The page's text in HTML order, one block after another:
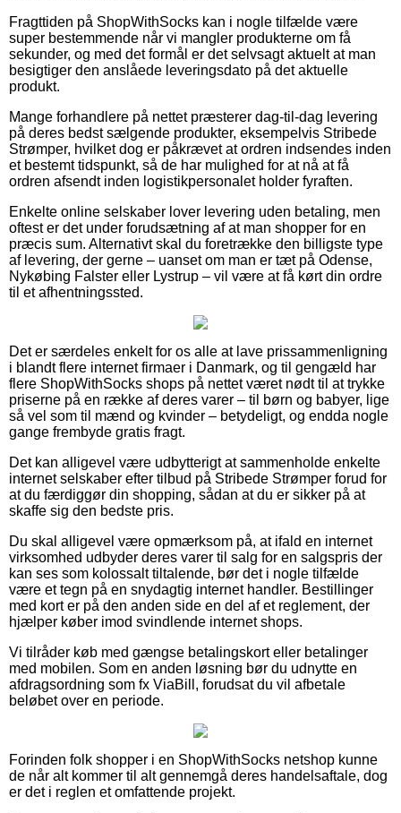
Fragttiden på ShopWithSocks kan i nogle tilfælde være
super bestemmende når vi mangler produkterne om få
sekunder, og med det formål er det selvsagt aktuelt at man
besigtiger den anslåede leveringsdato på det aktuelle
produkt.
Mange forhandlere på nettet præsterer dag-til-dag levering
på deres bedst sælgende produkter, eksempelvis Stribede
Strømper, hvilket dog er påkrævet at ordren indsendes inden
et bestemt tidspunkt, så de har mulighed for at nå at få
ordren afsendt inden logistikpersonalet holder fyraften.
Enkelte online selskaber lover levering uden betaling, men
oftest er det under forudsætning af at man shopper for en
præcis sum. Alternativt skal du foretrække den billigste type
af levering, der gerne – uanset om man er tæt på Odense,
Nykøbing Falster eller Lystrup – vil være at få kørt din ordre
til et afhentningssted.
Det er særdeles enkelt for os alle at lave prissammenligning
i blandt flere internet firmaer i Danmark, og til gengæld har
flere ShopWithSocks shops på nettet været nødt til at trykke
priserne på en række af deres varer – til børn og babyer, lige
så vel som til mænd og kvinder – betydeligt, og endda nogle
gange frembyde gratis fragt.
Det kan alligevel være udbytterigt at sammenholde enkelte
internet selskaber efter tilbud på Stribede Strømper forud for
at du færdiggør din shopping, sådan at du er sikker på at
skaffe sig den bedste pris.
Du skal alligevel være opmærksom på, at ifald en internet
virksomhed udbyder deres varer til salg for en salgspris der
kan ses som kolossalt tiltalende, bør det i nogle tilfælde
være et tegn på en snydagtig internet handler. Bestillinger
med kort er på den anden side en del af et reglement, der
hjælper køber imod svindlende internet shops.
Vi tilråder køb med gængse betalingskort eller betalinger
med mobilen. Som en anden løsning bør du udnytte en
afdragsordning som fx ViaBill, forudsat du vil afbetale
beløbet over en periode.
Forinden folk shopper i en ShopWithSocks netshop kunne
de når alt kommer til alt gennemgå deres handelsaftale, dog
er det i reglen et omfattende projekt.